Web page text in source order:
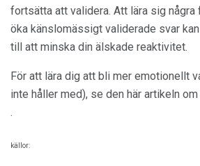
fortsätta att validera. Att lära sig
öka känslomässigt validerade svar
till att minska din älskade reaktivitet.
För att lära dig att bli mer emotionellt
inte håller med), se den här artikeln om
.
källor: